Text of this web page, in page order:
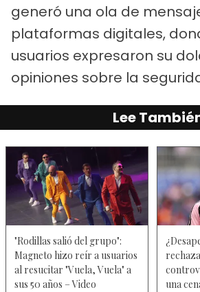
generó una ola de
plataformas digitales,
usuarios expresaron su
opiniones sobre la
Lee
"Rodillas salió del grupo":
Magneto hizo reír a usuarios
al resucitar "Vuela, Vuela" a
sus 50 años – Video
una